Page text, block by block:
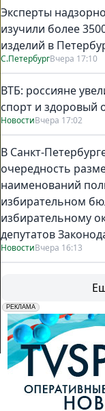
Эксперты
изучили более
изделий в
С.ПетербургВчера 17:10
ВТБ: россияне
спорт и здоровый
НовостиВчера 17:02
В Санкт-
очередность
наименований
избирательном
избирательному
депутатов
НовостиВчера 16:13
erid: LdtCK5udn
РЕКЛАМА
АО "ГАТР", ИНН: 7841320717